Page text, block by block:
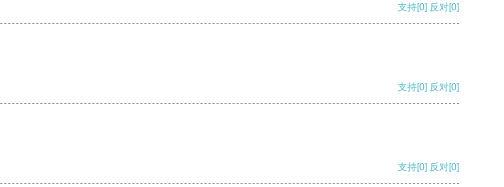
支持[0] 反对[0]
支持[0] 反对[0]
支持[0] 反对[0]